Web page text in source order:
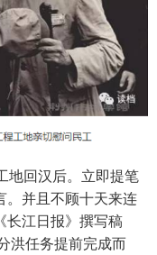
回汉后。立即提笔
。并且不顾十天来连
长江日报》撰写稿
洪任务提前完成而